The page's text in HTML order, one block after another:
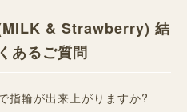
& Strawberry) 結
あるご質問
指輪が出来上がりますか?